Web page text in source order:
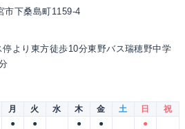
市下桑島町1159-4
より東方徒歩10分東野バス瑞穂野中学
月 火 水 木 金 土 日
祝
● ● ● ● ●